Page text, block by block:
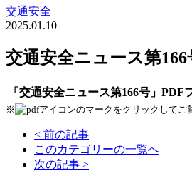
交通安全
2025.01.10
交通安全ニュース第166
「交通安全ニュース第166号」PDF
※ のマークをクリックしてご
< 前の記事
このカテゴリーの一覧へ
次の記事 >